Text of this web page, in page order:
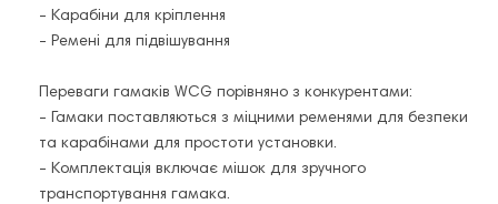
- Карабіни для кріплення
- Ремені для підвішування
Переваги гамаків WCG порівняно з конкурентами:
- Гамаки поставляються з міцними ременями для безпеки
та карабінами для простоти установки.
- Комплектація включає мішок для зручного
транспортування гамака.